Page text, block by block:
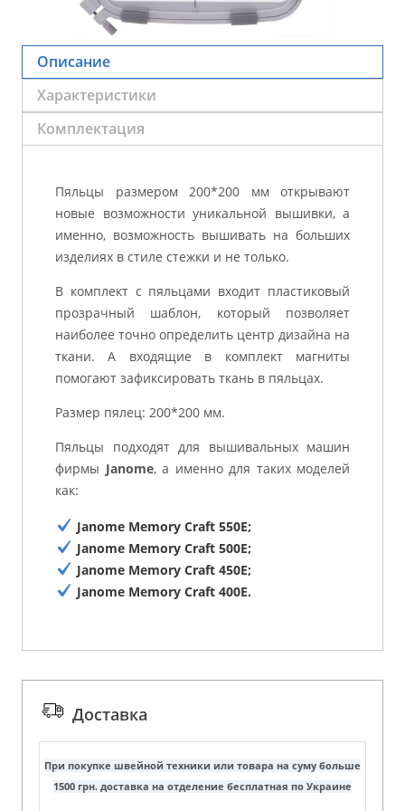
Описание
Характеристики
Комплектация
Пяльцы размером 200*200 мм открывают
новые возможности уникальной вышивки, а
именно, возможность вышивать на больших
изделиях в стиле стежки и не только.
В комплект с пяльцами входит пластиковый
прозрачный шаблон, который позволяет
наиболее точно определить центр дизайна на
ткани. А входящие в комплект магниты
помогают зафиксировать ткань в пяльцах.
Размер пялец: 200*200 мм.
Пяльцы подходят для вышивальных машин
фирмы Janome, а именно для таких моделей
как:
Janome Memory Craft 550E;
Janome Memory Craft 500E;
Janome Memory Craft 450E;
Janome Memory Craft 400E.
Доставка
При покупке швейной техники или товара на суму больше
1500 грн. доставка на отделение бесплатная по Украине